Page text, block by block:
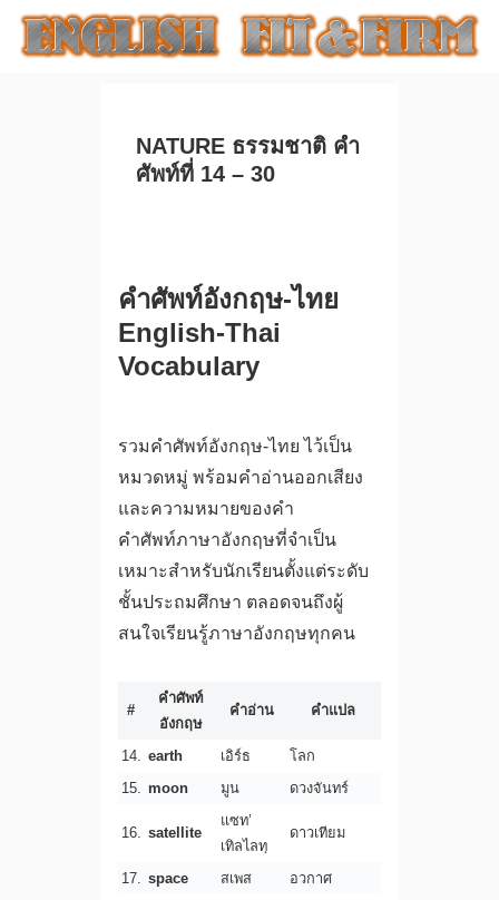
NATURE ธรรมชาติ คำ
ศัพท์ที่ 14 – 30
คำศัพท์อังกฤษ-ไทย
English-Thai
Vocabulary
รวมคำศัพท์อังกฤษ-ไทย ไว้เป็น
หมวดหมู่ พร้อมคำอ่านออกเสียง
และความหมายของคำ
คำศัพท์ภาษาอังกฤษที่จำเป็น
เหมาะสำหรับนักเรียนตั้งแต่ระดับ
ชั้นประถมศึกษา ตลอดจนถึงผู้
สนใจเรียนรู้ภาษาอังกฤษทุกคน
#
คำศัพท์
อังกฤษ
คำอ่าน คำแปล
14. earth เอิร์ธ
โลก
15.
moon มูน ดวงจันทร์
16. satellite
แซท’
เทิลไลทฺ
ดาวเทียม
17. space สเพส อวกาศ